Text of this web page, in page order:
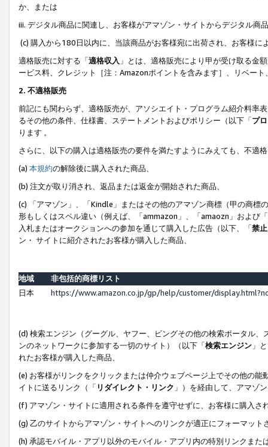
か、または
iii. デジタル商品に関連し、お客様がアマゾン・サイトからデジタル
(c) 購入から180日以内に、当該商品がお客様宛に出荷され、お客様
適格販売に対する「適格収入 」とは、適格販売により甲が受け取る金
ービス料、クレジット［注：Amazonポイントを含みます］、リベー
2. 不適格販売
前記にも関わらず、適格販売が、アソシエイト・プログラム紹介料率
るその他の条件、仕様書、ステートメントおよびポリシー（以下「プ
ります 。
さらに、以下の購入は適格販売の要件を満たすようにみえても、不適
(a) 本規約の解除後に購入された商品、
(b) 注文が取り消され、返品または返金が開始された商品、
(c) 「アマゾン」、「Kindle」またはその他のアマゾン商標（甲の商
形もしくはスペル違い（例えば、「ammazon」、「amaozn」および
入札またはオークションへの参加を通じて購入した広告（以下、「禁
ン・ サイトに紹介されたお客様が購入した商品、
地域
非包括的商標リスト
日本
https://www.amazon.co.jp/gp/help/customer/
(d) 検索エンジン（グーグル、ヤフー、ビングその他の検索ポータル
ンのネットワークに参加する一切のサイト）（以下「検索エンジン 」
れたお客様が購入した商品、
(e) お客様がリンクをクリックまたは仲介ウェブページ上でその他の
イトに送るリンク（「 リダイレクト・リンク 」）を経由して、アマゾ
(f) アマゾン・サイトに適用される条件を遵守せずに、お客様に購入さ
(g) 乙のサイトからアマゾン・サイトへのリンクが適正にフォーマッ
(h) 承認モバイル・アプリ以外のモバイル・アプリ内の特別リンクま